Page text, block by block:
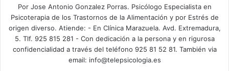
Por Jose Antonio Gonzalez Porras. Psicólogo Especialista en
Psicoterapia de los Trastornos de la Alimentación y por Estrés de
origen diverso. Atiende: - En Clínica Marazuela. Avd. Extremadura,
5. Tlf. 925 815 281 - Con dedicación a la persona y en rigurosa
confidencialidad a través del teléfono 925 81 52 81. También via
email: info@telepsicologia.es